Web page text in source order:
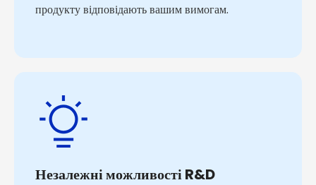
продукту відповідають вашим вимогам.
Незалежні можливості R&D